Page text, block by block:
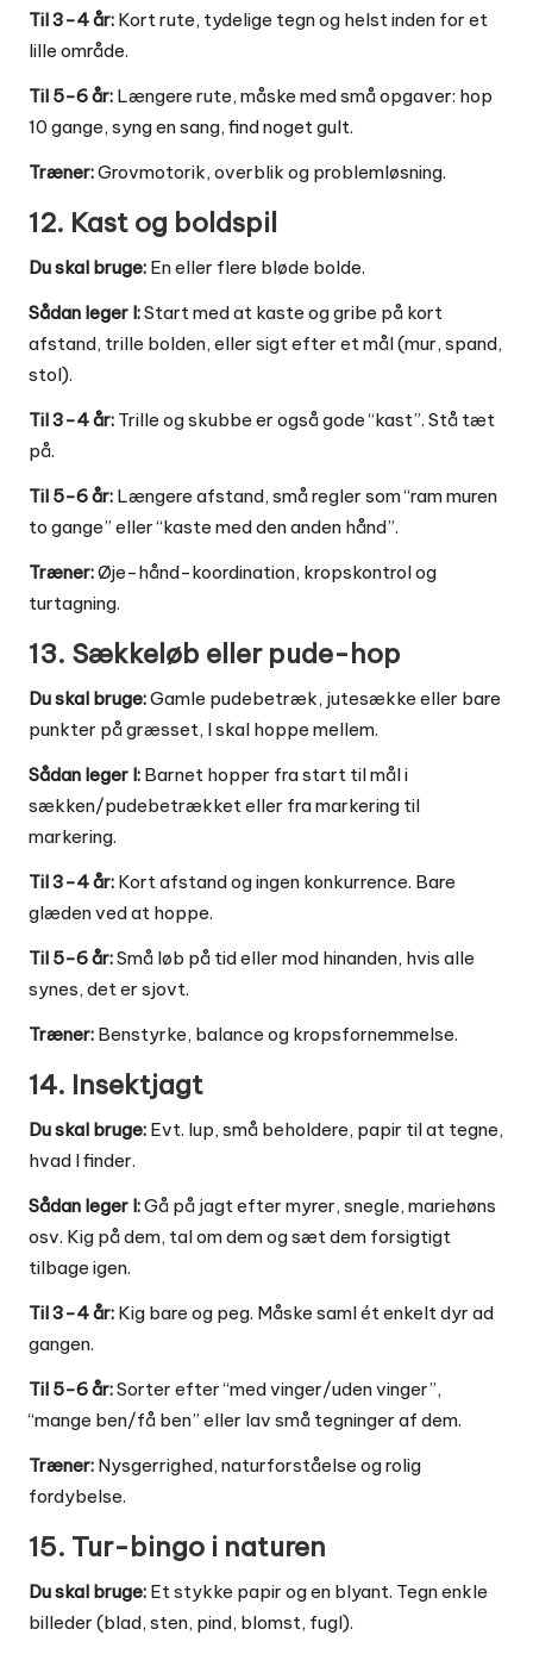
Til 3-4 år: Kort rute, tydelige tegn og helst inden for et
lille område.
Til 5-6 år: Længere rute, måske med små opgaver: hop
10 gange, syng en sang, find noget gult.
Træner:Grovmotorik, overblik og problemløsning.
12. Kast og boldspil
Du skal bruge: En eller flere bløde bolde.
Sådan leger I:Start med at kaste og gribe på kort
afstand, trille bolden, eller sigt efter et mål (mur, spand,
stol).
Til 3-4 år: Trille og skubbe er også gode “kast”. Stå tæt
på.
Til 5-6 år: Længere afstand, små regler som “ram muren
to gange” eller “kaste med den anden hånd”.
Træner:Øje-hånd-koordination, kropskontrol og
turtagning.
13. Sækkeløb eller pude-hop
Du skal bruge:Gamle pudebetræk, jutesække eller bare
punkter på græsset, I skal hoppe mellem.
Sådan leger I: Barnet hopper fra start til mål i
sækken/pudebetrækket eller fra markering til
markering.
Til 3-4 år: Kort afstand og ingen konkurrence. Bare
glæden ved at hoppe.
Til 5-6 år:Små løb på tid eller mod hinanden, hvis alle
synes, det er sjovt.
Træner: Benstyrke, balance og kropsfornemmelse.
14. Insektjagt
Du skal bruge: Evt. lup, små beholdere, papir til at tegne,
hvad I finder.
Sådan leger I:Gå på jagt efter myrer, snegle, mariehøns
osv. Kig på dem, tal om dem og sæt dem forsigtigt
tilbage igen.
Til 3-4 år: Kig bare og peg. Måske saml ét enkelt dyr ad
gangen.
Til 5-6 år:Sorter efter “med vinger/uden vinger”,
“mange ben/få ben” eller lav små tegninger af dem.
Træner: Nysgerrighed, naturforståelse og rolig
fordybelse.
15. Tur-bingo i naturen
Du skal bruge: Et stykke papir og en blyant. Tegn enkle
billeder (blad, sten, pind, blomst, fugl).